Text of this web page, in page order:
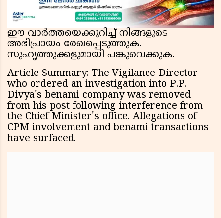
ഈ വാർത്തയെക്കുറിച്ച് നിങ്ങളുടെ
അഭിപ്രായം രേഖപ്പെടുത്തുക.
സുഹൃത്തുക്കളുമായി പങ്കുവെക്കുക.
Article Summary: The Vigilance Director
who ordered an investigation into P.P.
Divya's benami company was removed
from his post following interference from
the Chief Minister's office. Allegations of
CPM involvement and benami transactions
have surfaced.